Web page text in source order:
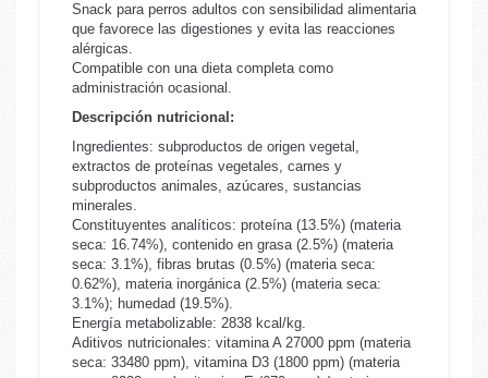
Snack para perros adultos con sensibilidad alimentaria
que favorece las digestiones y evita las reacciones
alérgicas.
Compatible con una dieta completa como
administración ocasional.
Descripción nutricional:
Ingredientes: subproductos de origen vegetal,
extractos de proteínas vegetales, carnes y
subproductos animales, azúcares, sustancias
minerales.
Constituyentes analíticos: proteína (13.5%) (materia
seca: 16.74%), contenido en grasa (2.5%) (materia
seca: 3.1%), fibras brutas (0.5%) (materia seca:
0.62%), materia inorgánica (2.5%) (materia seca:
3.1%); humedad (19.5%).
Energía metabolizable: 2838 kcal/kg.
Aditivos nutricionales: vitamina A 27000 ppm (materia
seca: 33480 ppm), vitamina D3 (1800 ppm) (materia